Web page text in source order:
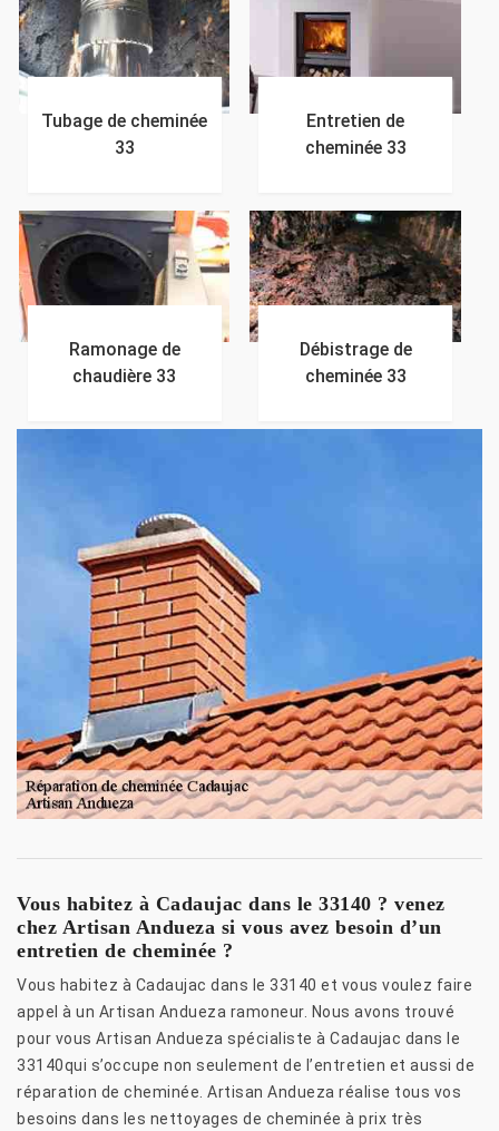
Tubage de cheminée
33
Entretien de
cheminée 33
Ramonage de
chaudière 33
Débistrage de
cheminée 33
Vous habitez à Cadaujac dans le 33140 ? venez
chez Artisan Andueza si vous avez besoin d’un
entretien de cheminée ?
Vous habitez à Cadaujac dans le 33140 et vous voulez faire
appel à un Artisan Andueza ramoneur. Nous avons trouvé
pour vous Artisan Andueza spécialiste à Cadaujac dans le
33140qui s’occupe non seulement de l’entretien et aussi de
réparation de cheminée. Artisan Andueza réalise tous vos
besoins dans les nettoyages de cheminée à prix très